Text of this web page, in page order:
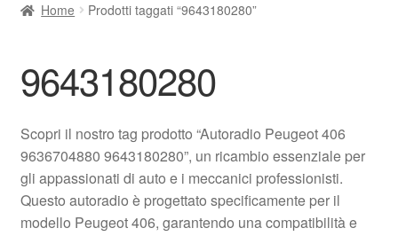
Contatto
Il mio account
Pagamenti
Politica sulla riservatezza
Home Prodotti taggati “9643180280”
9643180280
Scopri il nostro tag prodotto “Autoradio Peugeot 406
9636704880 9643180280”, un ricambio essenziale per
gli appassionati di auto e i meccanici professionisti.
Questo autoradio è progettato specificamente per il
modello Peugeot 406, garantendo una compatibilità e